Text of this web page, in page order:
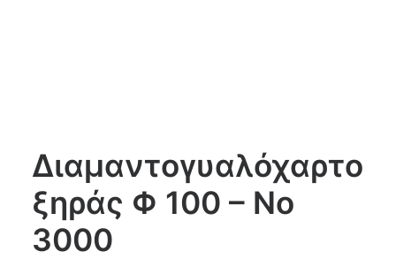
Διαμαντογυαλόχαρτο
ξηράς Φ 100 – Νο
3000